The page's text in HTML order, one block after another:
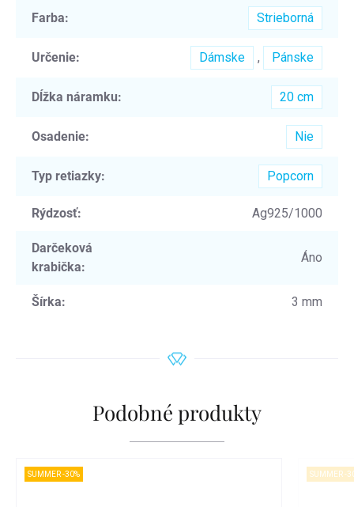
Farba: Strieborná
Určenie: Dámske , Pánske
Dĺžka náramku: 20 cm
Osadenie: Nie
Typ retiazky: Popcorn
Rýdzosť: Ag925/1000
Darčeková
krabička:
Áno
Šírka: 3 mm
Podobné produkty
SUMMER -30% SUMMER -